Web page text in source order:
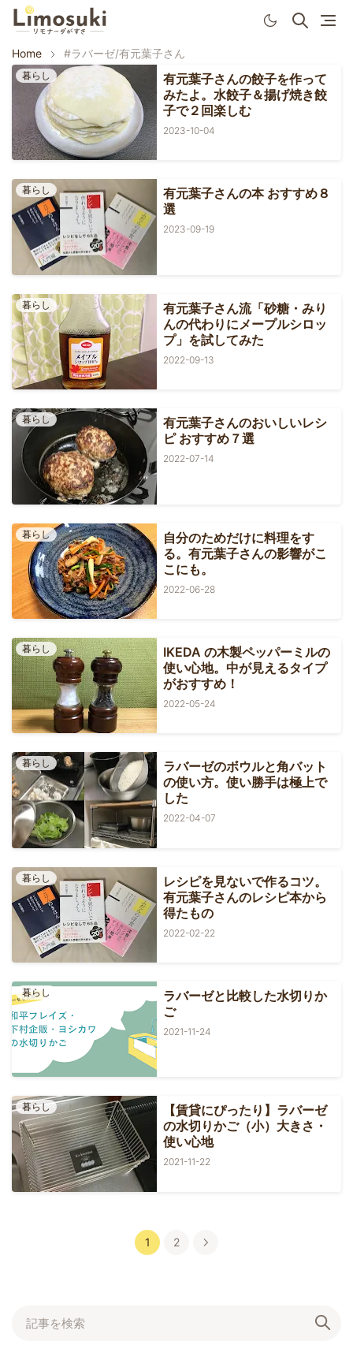
Home #ラバーゼ/有元葉子さん
暮らし
有元葉子さんの餃子を作って
みたよ。水餃子＆揚げ焼き餃
子で２回楽しむ
2023-10-04
暮らし
有元葉子さんの本 おすすめ８
選
2023-09-19
暮らし
有元葉子さん流「砂糖・みり
んの代わりにメープルシロッ
プ」を試してみた
2022-09-13
暮らし
有元葉子さんのおいしいレシ
ピ おすすめ７選
2022-07-14
暮らし
自分のためだけに料理をす
る。有元葉子さんの影響がこ
こにも。
2022-06-28
暮らし
IKEDA の木製ペッパーミルの
使い心地。中が見えるタイプ
がおすすめ！
2022-05-24
暮らし
ラバーゼのボウルと角バット
の使い方。使い勝手は極上で
した
2022-04-07
暮らし
レシピを見ないで作るコツ。
有元葉子さんのレシピ本から
得たもの
2022-02-22
暮らし
ラバーゼと比較した水切りか
ご
2021-11-24
暮らし
【賃貸にぴったり】ラバーゼ
の水切りかご（小）大きさ・
使い心地
2021-11-22
1 2